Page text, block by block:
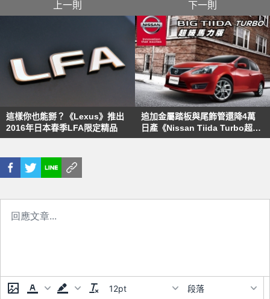
上一則
這樣你也能掰？《Lexus》推出
2016年日本春季LFA限定精品
下一則
追加金屬踏板與尾飾管還降4萬
日產《Nissan Tiida Turbo超級
馬力版》82.5萬元起登場
12pt 段落